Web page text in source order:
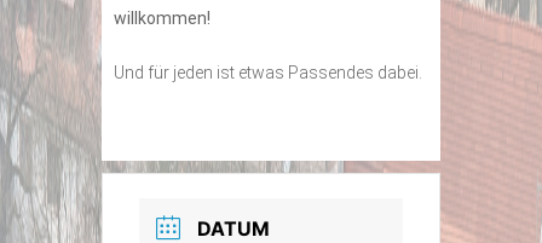
willkommen!
Und für jeden ist etwas Passendes dabei.
DATUM